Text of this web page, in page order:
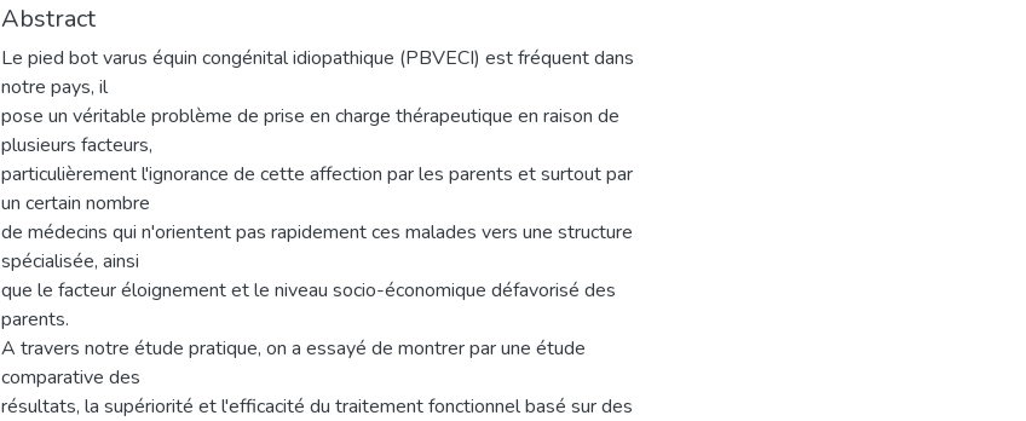
Abstract
Le pied bot varus équin congénital idiopathique (PBVECI) est fréquent dans
notre pays, il
pose un véritable problème de prise en charge thérapeutique en raison de
plusieurs facteurs,
particulièrement l'ignorance de cette affection par les parents et surtout par
un certain nombre
de médecins qui n'orientent pas rapidement ces malades vers une structure
spécialisée, ainsi
que le facteur éloignement et le niveau socio-économique défavorisé des
parents.
A travers notre étude pratique, on a essayé de montrer par une étude
comparative des
résultats, la supériorité et l'efficacité du traitement fonctionnel basé sur des